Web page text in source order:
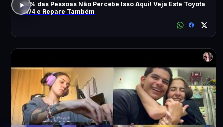
90% das Pessoas Não Percebe Isso Aqui! Veja Este Toyota
SW4 e Repare Também